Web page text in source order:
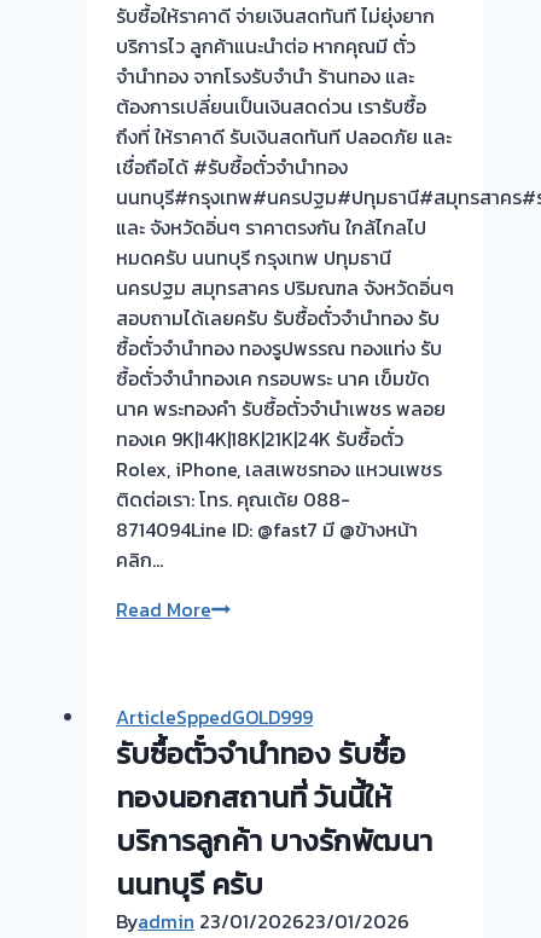
รอ
จบ
หน้า
งาน
📌
รับ
ซื้อ
ตั๋ว
จำนำ
ทอง
รับ
ซื้อ
ทอง
|
ขอบคุณ
ลูกค้า
เมือง
อ่างทอง
รับซื้อให้ราคาดี จ่ายเงินสดทันที ไม่ยุ่งยาก
บริการไว ลูกค้าแนะนำต่อ หากคุณมี ตั๋ว
จำนำทอง จากโรงรับจำนำ ร้านทอง และ
ต้องการเปลี่ยนเป็นเงินสดด่วน เรารับซื้อ
ถึงที่ ให้ราคาดี รับเงินสดทันที ปลอดภัย และ
เชื่อถือได้ #รับซื้อตั๋วจำนำทอง
นนทบุรี#กรุงเทพ#นครปฐม#ปทุมธานี#สมุทรสาคร#
และ จังหวัดอิ่นๆ ราคาตรงกัน ใกล้ไกลไป
หมดครับ นนทบุรี กรุงเทพ ปทุมธานี
นครปฐม สมุทรสาคร ปริมณฑล จังหวัดอิ่นๆ
สอบถามได้เลยครับ รับซื้อตั๋วจำนำทอง รับ
ซื้อตั๋วจำนำทอง ทองรูปพรรณ ทองแท่ง รับ
ซื้อตั๋วจำนำทองเค กรอบพระ นาค เข็มขัด
นาค พระทองคำ รับซื้อตั๋วจำนำเพชร พลอย
ทองเค 9K|14K|18K|21K|24K รับซื้อตั๋ว
Rolex, iPhone, เลสเพชรทอง แหวนเพชร
ติดต่อเรา: โทร. คุณเต้ย 088-
8714094Line ID: @fast7 มี @ข้างหน้า
คลิก…
Read Moreรับ
ทอง
ยินดี
บริการ
รับ
ไถ่ถอน
ถึง
ArticleSppedGOLD999
รับซื้อตั๋วจำนำทอง รับซื้อ
ทองนอกสถานที่ วันนี้ให้
บริการลูกค้า บางรักพัฒนา
นนทบุรี ครับ
Byadmin 23/01/202623/01/2026